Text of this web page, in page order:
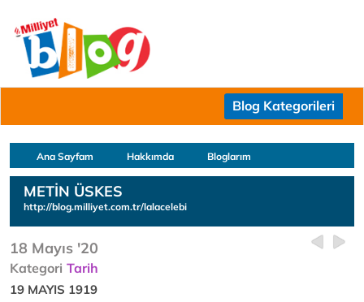
Blog Kategorileri
Ana Sayfam Hakkımda Bloglarım
METİN ÜSKES
http://blog.milliyet.com.tr/lalacelebi
18 Mayıs '20
Kategori Tarih
19 MAYIS 1919